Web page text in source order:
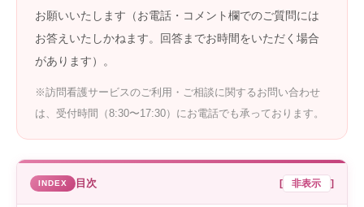
お願いいたします（お電話・コメント欄でのご質問には
お答えいたしかねます。回答までお時間をいただく場合
があります）。
※訪問看護サービスのご利用・ご相談に関するお問い合わせ
は、受付時間（8:30〜17:30）にお電話でも承っております。
目次 [ 非表示 ]